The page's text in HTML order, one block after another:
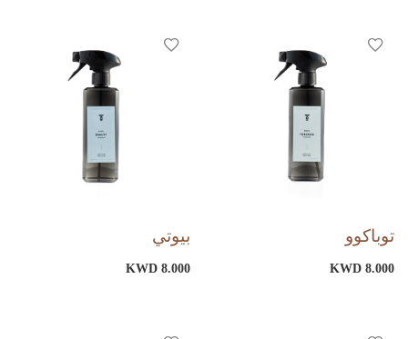
توباكوو
KWD 8.000
بيوتي
KWD 8.000